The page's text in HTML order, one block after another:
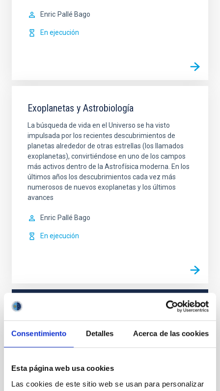
Consentimiento Detalles Acerca de las cookies
Esta página web usa cookies
Las cookies de este sitio web se usan para personalizar
Enric Pallé Bago
En ejecución
Exoplanetas y Astrobiología
La búsqueda de vida en el Universo se ha visto
impulsada por los recientes descubrimientos de
planetas alrededor de otras estrellas (los llamados
exoplanetas), convirtiéndose en uno de los campos
más activos dentro de la Astrofísica moderna. En los
últimos años los descubrimientos cada vez más
numerosos de nuevos exoplanetas y los últimos
avances
Enric Pallé Bago
En ejecución
CON ÁRBITRO
Sistema Solar y Sistemas Planetarios (SEYSS)